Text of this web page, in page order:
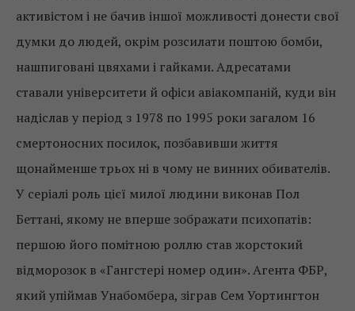
активістом і не бачив іншої можливості донести свої
думки до людей, окрім розсилати поштою бомби,
нашпиговані цвяхами і гайками. Адресатами
ставали університети й офіси авіакомпаній, куди він
надіслав у період з 1978 по 1995 роки загалом 16
смертоносних посилок, позбавивши життя
щонайменше трьох ні в чому не винних обивателів.
У серіалі роль цієї милої людини виконав Пол
Беттані, якому не вперше зображати психопатів:
першою його помітною роллю став жорстокий
відморозок в «Гангстері номер один». Агента ФБР,
який упіймав Унабомбера, зіграв Сем Уортингтон